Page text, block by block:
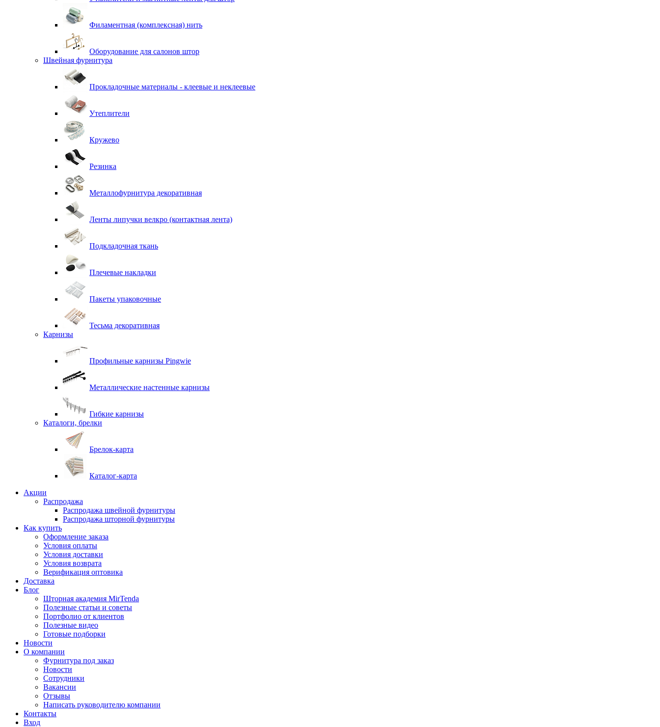
Филаментная (комплексная) нить
Оборудование для салонов штор
Швейная фурнитура
Прокладочные материалы - клеевые и неклеевые
Утеплители
Кружево
Резинка
Металлофурнитура декоративная
Ленты липучки велкро (контактная лента)
Подкладочная ткань
Плечевые накладки
Пакеты упаковочные
Тесьма декоративная
Карнизы
Профильные карнизы Pingwie
Металлические настенные карнизы
Гибкие карнизы
Каталоги, брелки
Брелок-карта
Каталог-карта
Акции
Распродажа
Распродажа швейной фурнитуры
Распродажа шторной фурнитуры
Как купить
Оформление заказа
Условия оплаты
Условия доставки
Условия возврата
Верификация оптовика
Доставка
Блог
Шторная академия MirTenda
Полезные статьи и советы
Портфолио от клиентов
Полезные видео
Готовые подборки
Новости
О компании
Фурнитура под заказ
Новости
Сотрудники
Вакансии
Отзывы
Написать руководителю компании
Контакты
Вход